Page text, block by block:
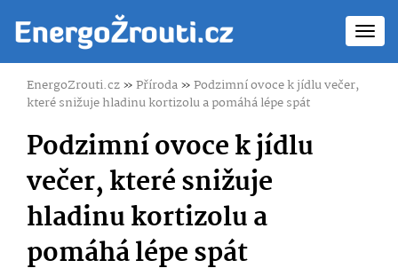
EnergoZrouti.cz»Příroda»Podzimní ovoce k jídlu večer,
které snižuje hladinu kortizolu a pomáhá lépe spát
Podzimní ovoce k jídlu
večer, které snižuje
hladinu kortizolu a
pomáhá lépe spát